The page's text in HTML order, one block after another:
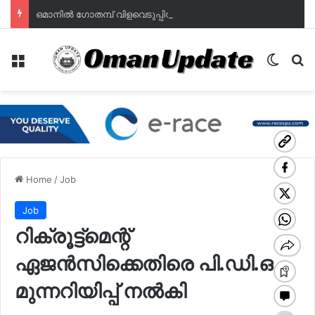
Menu
Home /Job
Job
റിക്രൂട്ട്മെന്റ്
ഏജൻസിക്കെതിരെ പി.ഡി.ഒ
മുന്നറിയിപ്പ് നല്‍കി